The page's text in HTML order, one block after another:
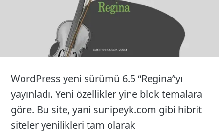
WordPress yeni sürümü 6.5 “Regina”yı
yayınladı. Yeni özellikler yine blok temalara
göre. Bu site, yani sunipeyk.com gibi hibrit
siteler yenilikleri tam olarak